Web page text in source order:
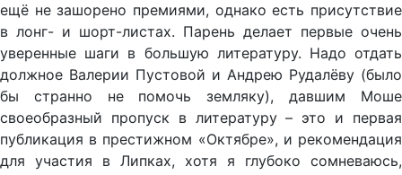
ещё не зашорено премиями, однако есть присутствие
в лонг- и шорт-листах. Парень делает первые очень
уверенные шаги в большую литературу. Надо отдать
должное Валерии Пустовой и Андрею Рудалёву (было
бы странно не помочь земляку), давшим Моше
своеобразный пропуск в литературу – это и первая
публикация в престижном «Октябре», и рекомендация
для участия в Липках, хотя я глубоко сомневаюсь,